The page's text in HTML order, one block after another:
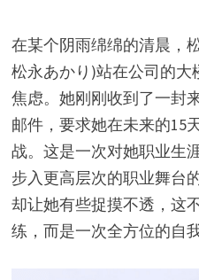
在某个阴雨绵绵的清晨，
松永あかり)站在公司的
焦虑。她刚刚收到了一封
邮件，要求她在未来的15
战。这是一次对她职业生
步入更高层次的职业舞台
却让她有些捉摸不透，这
练，而是一次全方位的自